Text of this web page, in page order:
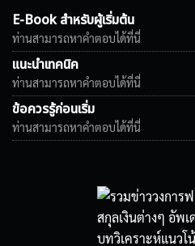
E-Book สำหรับผู้เริ่มต้น
ท่านสามารถหาคำตอบได้ที่นี่
แนะนำเทคนิค
ท่านสามารถหาคำตอบได้ที่นี่
ข้อควรรู้ก่อนเริ่ม
ท่านสามารถหาคำตอบได้ที่นี่